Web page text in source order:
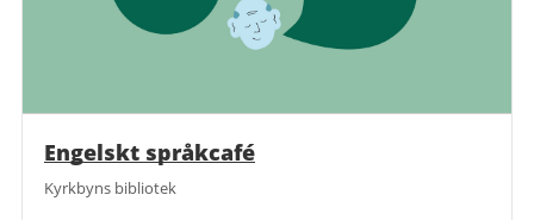
Engelskt språkcafé
Kyrkbyns bibliotek